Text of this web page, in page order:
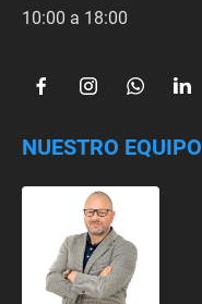
10:00 a 18:00
NUESTRO EQUIPO